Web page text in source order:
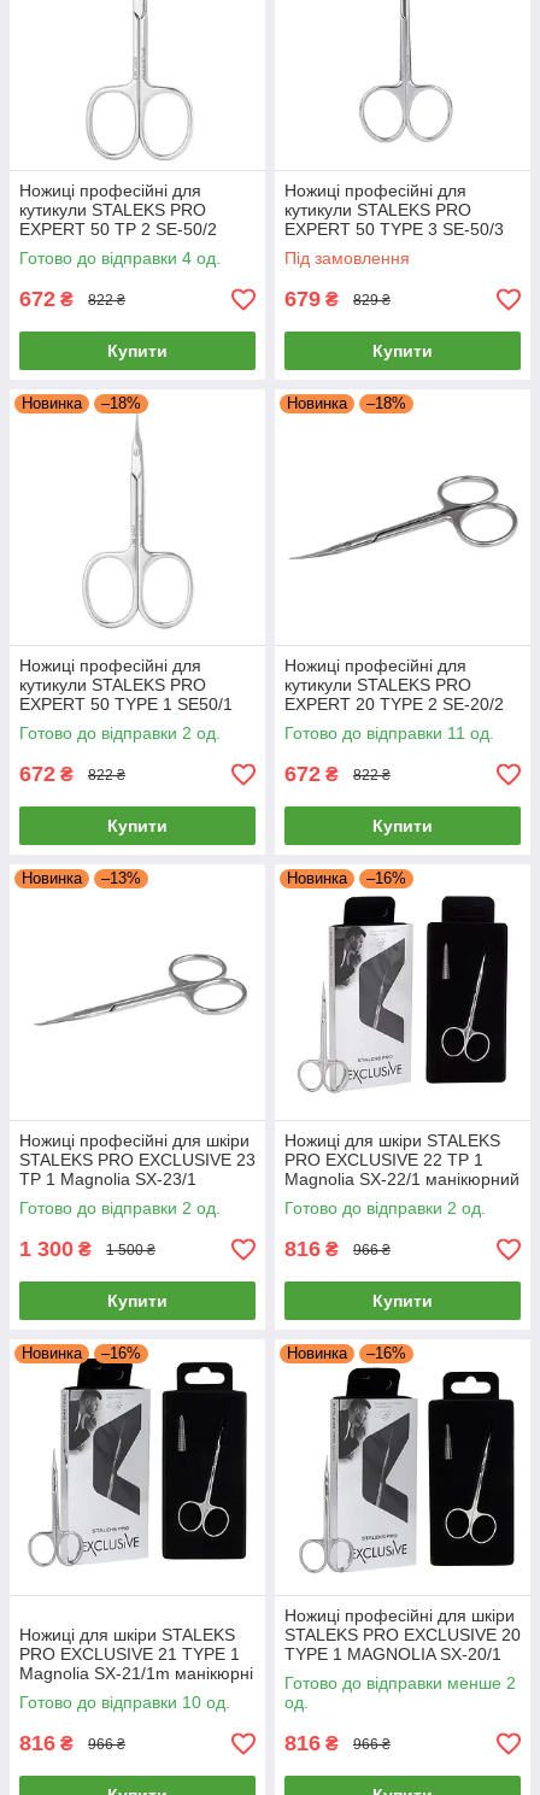
Ножиці професійні для
кутикули STALEKS PRO
EXPERT 50 TP 2 SE-50/2
Ножиці для нігтів манікюрні
Сталекс
Готово до відправки 4 од.
672 ₴ 822 ₴
Купити
Ножиці професійні для
кутикули STALEKS PRO
EXPERT 50 TYPE 3 SE-50/3
ножиці манікюрні Сталекс
для шкіри
Під замовлення
679 ₴ 829 ₴
Купити
Новинка –18%
Ножиці професійні для
кутикули STALEKS PRO
EXPERT 50 TYPE 1 SE50/1
манікюрний інструмент
Сталекс
Готово до відправки 2 од.
672 ₴ 822 ₴
Купити
Новинка –18%
Ножиці професійні для
кутикули STALEKS PRO
EXPERT 20 TYPE 2 SE-20/2
манікюрні для шкіри Сталекс
Готово до відправки 11 од.
672 ₴ 822 ₴
Купити
Новинка –13%
Ножиці професійні для шкіри
STALEKS PRO EXCLUSIVE 23
TP 1 Magnolia SX-23/1
Манікюрний інструмент
Сталекс
Готово до відправки 2 од.
1 300 ₴ 1 500 ₴
Купити
Новинка –16%
Ножиці для шкіри STALEKS
PRO EXCLUSIVE 22 TP 1
Magnolia SX-22/1 манікюрний
інструмент Сталек
Готово до відправки 2 од.
816 ₴ 966 ₴
Купити
Новинка –16%
Ножиці для шкіри STALEKS
PRO EXCLUSIVE 21 TYPE 1
Magnolia SX-21/1m манікюрні
ножиці Сталекс
Готово до відправки 10 од.
816 ₴ 966 ₴
Новинка –16%
Ножиці професійні для шкіри
STALEKS PRO EXCLUSIVE 20
TYPE 1 MAGNOLIA SX-20/1
для манікюру для кутикули
Готово до відправки менше 2
од.
816 ₴ 966 ₴